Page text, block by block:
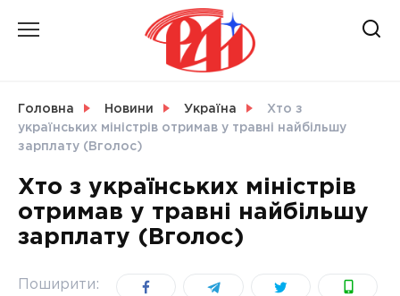
СВІТ
УКРАЇНА
Головна Новини Україна
Хто з
українських міністрів отримав у травні найбільшу
зарплату (Вголос)
Хто з українських міністрів
отримав у травні найбільшу
зарплату (Вголос)
Поширити: